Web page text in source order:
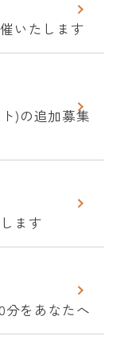
いたします
)の追加募集
ます
をあなたへ